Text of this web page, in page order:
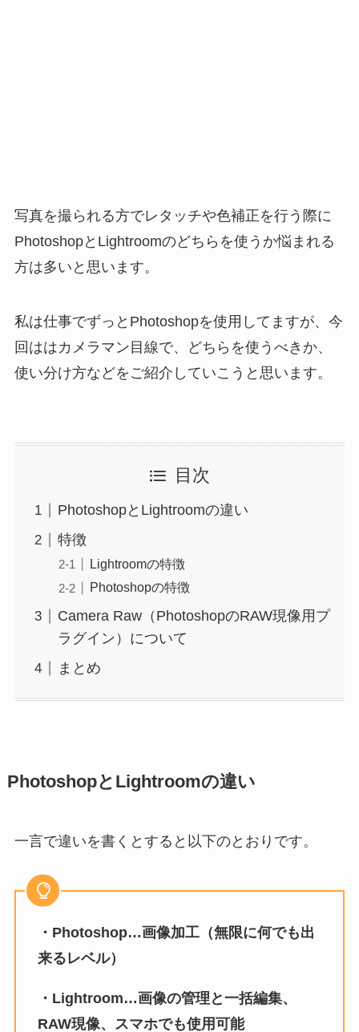
写真を撮られる方でレタッチや色補正を行う際に
PhotoshopとLightroomのどちらを使うか悩まれる
方は多いと思います。
私は仕事でずっとPhotoshopを使用してますが、今
回ははカメラマン目線で、どちらを使うべきか、
使い分け方などをご紹介していこうと思います。
目次
PhotoshopとLightroomの違い
特徴
Lightroomの特徴
Photoshopの特徴
Camera Raw（PhotoshopのRAW現像用プ
ラグイン）について
まとめ
PhotoshopとLightroomの違い
一言で違いを書くとすると以下のとおりです。
・Photoshop…画像加工（無限に何でも出
来るレベル）
・Lightroom…画像の管理と一括編集、
RAW現像、スマホでも使用可能